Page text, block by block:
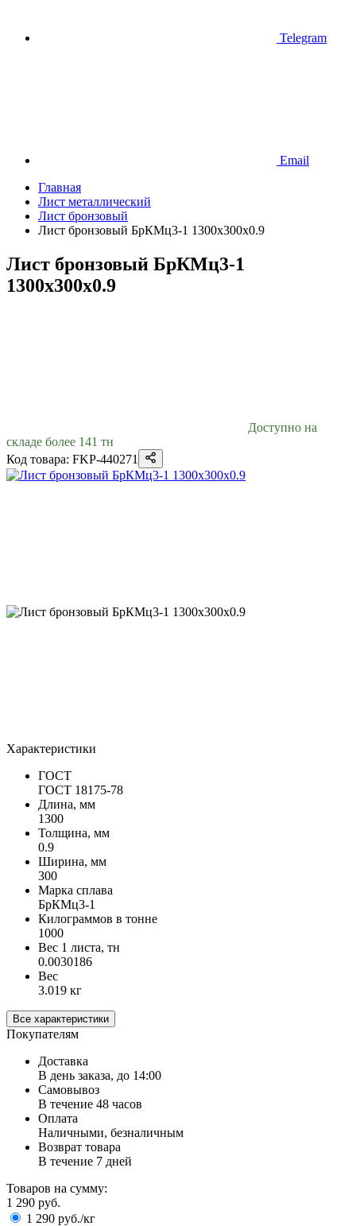
Telegram
Email
Главная
Лист металлический
Лист бронзовый
Лист бронзовый БрКМц3-1 1300х300х0.9
Лист бронзовый БрКМц3-1
1300х300х0.9
Доступно на
складе более 141 тн
Код товара: FKP-440271
Характеристики
ГОСТ
ГОСТ 18175-78
Длина, мм
1300
Толщина, мм
0.9
Ширина, мм
300
Марка сплава
БрКМц3-1
Килограммов в тонне
1000
Вес 1 листа, тн
0.0030186
Вес
3.019 кг
Все характеристики
Покупателям
Доставка
В день заказа, до 14:00
Самовывоз
В течение 48 часов
Оплата
Наличными, безналичным
Возврат товара
В течение 7 дней
Товаров на сумму:
1 290 руб.
1 290 руб./кг